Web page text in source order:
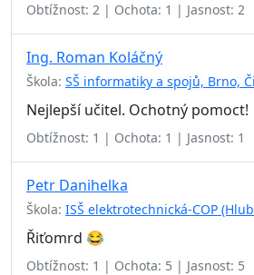
Obtížnost: 2 | Ochota: 1 | Jasnost: 2
Ing. Roman Koláčný
Škola: SŠ informatiky a spojů, Brno,
Nejlepší učitel. Ochotný pomoct!
Obtížnost: 1 | Ochota: 1 | Jasnost: 1
Petr Danihelka
Škola: ISŠ elektrotechnická-COP
Řiťomrd 😂
Obtížnost: 1 | Ochota: 5 | Jasnost: 5